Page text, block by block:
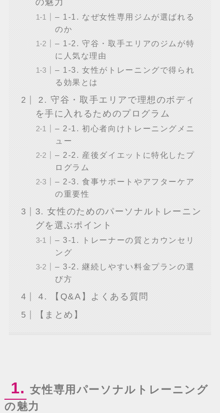
の魅力
– 1-1. なぜ女性専用ジムが選ばれる
のか
– 1-2. 守谷・取手エリアのジムが特
に人気な理由
– 1-3. 女性がトレーニングで得られ
る効果とは
2. 守谷・取手エリアで理想のボディ
を手に入れるためのプログラム
– 2-1. 初心者向けトレーニングメニ
ュー
– 2-2. 産後ダイエットに特化したプ
ログラム
– 2-3. 食事サポートやアフターケア
の重要性
3. 女性のためのパーソナルトレーニン
グを選ぶポイント
– 3-1. トレーナーの質とカウンセリ
ング
– 3-2. 継続しやすい料金プランの選
び方
4. 【Q&A】よくある質問
【まとめ】
1. 女性専用パーソナルトレーニング
の魅力